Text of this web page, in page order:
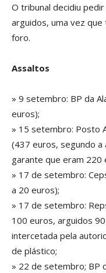
O tribunal decidiu
arguidos, uma vez
foro.
Assaltos
» 9 setembro: BP da
euros);
» 15 setembro: Posto
(437 euros, segundo a
garante que eram 220
» 17 de setembro:
a 20 euros);
» 17 de setembro:
100 euros, arguidos
intercetada pela
de plástico;
» 22 de setembro; BP